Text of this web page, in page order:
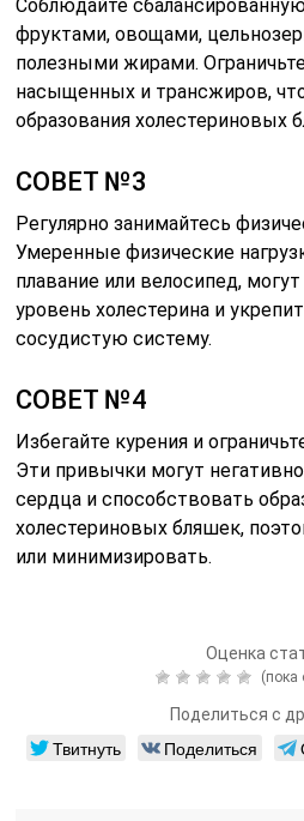
Соблюдайте
фруктами, овощами,
полезными жирами.
насыщенных и трансжиров,
образования холестериновых
СОВЕТ №3
Регулярно занимайтесь
Умеренные физические
плавание или велосипед,
уровень холестерина и
сосудистую систему.
СОВЕТ №4
Избегайте курения и
Эти привычки могут
сердца и способствовать
холестериновых бляшек,
или минимизировать.
Оценка
(пока
Поделиться с
Твитнуть Поделиться